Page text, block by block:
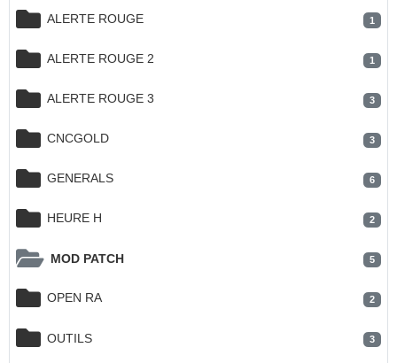
ALERTE ROUGE 1
ALERTE ROUGE 2 1
ALERTE ROUGE 3 3
CNCGOLD 3
GENERALS 6
HEURE H 2
MOD PATCH 5
OPEN RA 2
OUTILS 3